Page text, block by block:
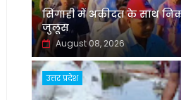
सिंगाही में अकीदत के साथ
जुलूस
August 08, 2026
उत्तर प्रदेश